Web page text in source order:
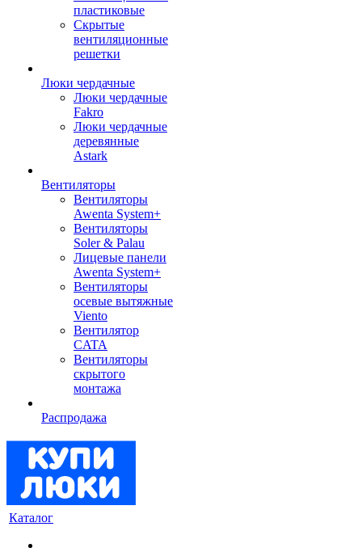
пластиковые
Скрытые
вентиляционные
решетки
Люки чердачные
Люки чердачные
Fakro
Люки чердачные
деревянные
Astark
Вентиляторы
Вентиляторы
Awenta System+
Вентиляторы
Soler & Palau
Лицевые панели
Awenta System+
Вентиляторы
осевые вытяжные
Viento
Вентилятор
CATA
Вентиляторы
скрытого
монтажа
Распродажа
Каталог